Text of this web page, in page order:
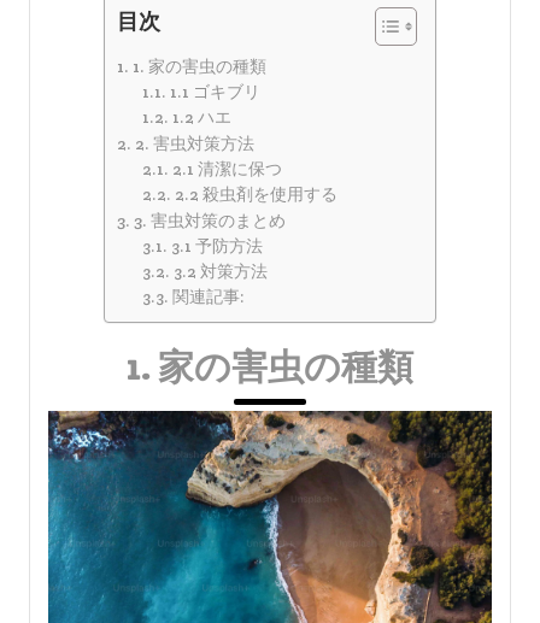
目次
1. 家の害虫の種類
1.1 ゴキブリ
1.2 ハエ
2. 害虫対策方法
2.1 清潔に保つ
2.2 殺虫剤を使用する
3. 害虫対策のまとめ
3.1 予防方法
3.2 対策方法
関連記事:
1. 家の害虫の種類